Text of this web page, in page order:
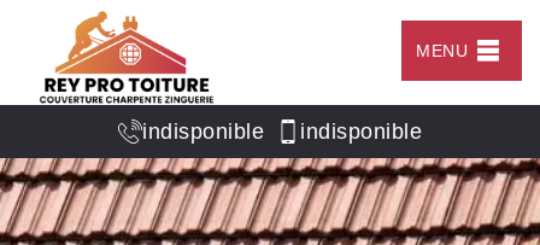
MENU
indisponible indisponible